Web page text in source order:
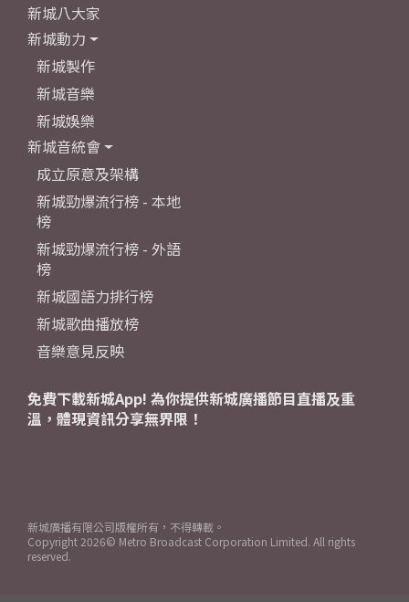
新城八大家
新城動力
新城製作
新城音樂
新城娛樂
新城音統會
成立原意及架構
新城勁爆流行榜 - 本地
榜
新城勁爆流行榜 - 外語
榜
新城國語力排行榜
新城歌曲播放榜
音樂意見反映
免費下載新城App! 為你提供新城廣播節目直播及重
溫，體現資訊分享無界限！
新城廣播有限公司版權所有，不得轉載。
Copyright 2026© Metro Broadcast Corporation Limited. All rights
reserved.